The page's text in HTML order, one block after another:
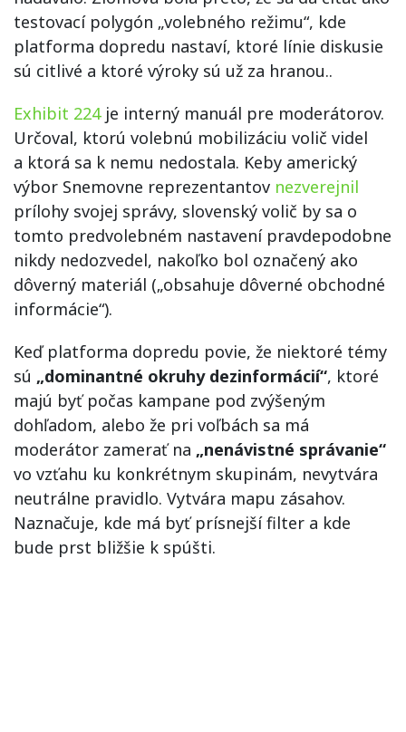
testovací polygón „volebného režimu“, kde
platforma dopredu nastaví, ktoré línie diskusie
sú citlivé a ktoré výroky sú už za hranou..
Exhibit 224je interný manuál pre moderátorov.
Určoval, ktorú volebnú mobilizáciu volič videl
a ktorá sa k nemu nedostala. Keby americký
výbor Snemovne reprezentantov nezverejnil
prílohy svojej správy, slovenský volič by sa o
tomto predvolebném nastavení pravdepodobne
nikdy nedozvedel, nakoľko bol označený ako
dôverný materiál („obsahuje dôverné obchodné
informácie“).
Keď platforma dopredu povie, že niektoré témy
sú „dominantné okruhy dezinformácií“, ktoré
majú byť počas kampane pod zvýšeným
dohľadom, alebo že pri voľbách sa má
moderátor zamerať na „nenávistné správanie“
vo vzťahu ku konkrétnym skupinám, nevytvára
neutrálne pravidlo. Vytvára mapu zásahov.
Naznačuje, kde má byť prísnejší filter a kde
bude prst bližšie k spúšti.